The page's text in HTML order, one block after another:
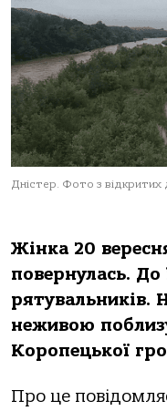
Дністер. Фото з відкритих
Жінка 20
повернулась. До
рятувальників.
неживою
Коропецької
Про це